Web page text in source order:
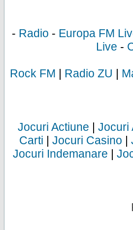
- Radio - Europa FM
Live -
Rock FM | Radio ZU |
Jocuri Actiune | Jocuri
Carti | Jocuri Casino |
Jocuri Indemanare |